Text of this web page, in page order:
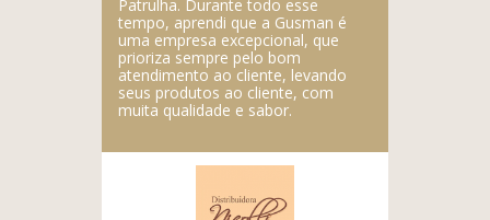
Patrulha. Durante todo esse
tempo, aprendi que a Gusman é
uma empresa excepcional, que
prioriza sempre pelo bom
atendimento ao cliente, levando
seus produtos ao cliente, com
muita qualidade e sabor.